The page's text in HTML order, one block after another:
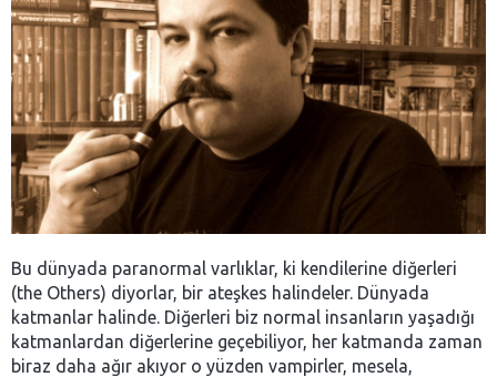
Bu dünyada paranormal varlıklar, ki kendilerine diğerleri
(the Others) diyorlar, bir ateşkes halindeler. Dünyada
katmanlar halinde. Diğerleri biz normal insanların yaşadığı
katmanlardan diğerlerine geçebiliyor, her katmanda zaman
biraz daha ağır akıyor o yüzden vampirler, mesela,